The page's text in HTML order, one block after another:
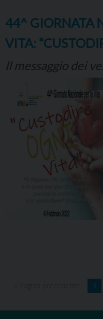
44^ GIORNATA
VITA:
Il messaggio dei
3